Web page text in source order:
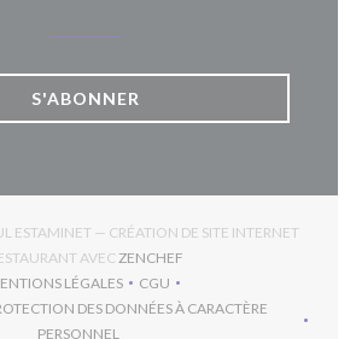
S'ABONNER
ESTAMINET — CRÉATION DE SITE INTERNET
AVEC ZENCHEF
LÉGALES
((OUVRE UNE NOUVELLE FENÊTRE))
CGU
((OUVRE UNE NOUVELLE
DES DONNÉES À CARACTÈRE
PERSONNEL((OUVRE UNE NOUVELLE FENÊTRE))